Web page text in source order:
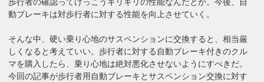
動ブレーキは対歩行者に対する性能を向上させていく。
そんな中、硬い乗り心地のサスペンションに交換すると、相当厳
しくなると考えていい。歩行者に対する自動ブレーキ付きのクル
マを購入したら、乗り心地は絶対悪化させないようにすべきだ。
今回の記事が歩行者用自動ブレーキとサスペンション交換に対す